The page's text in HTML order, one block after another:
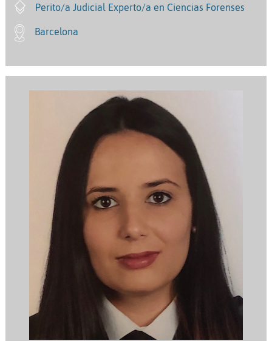
Perito/a Judicial Experto/a en Ciencias Forenses
Barcelona